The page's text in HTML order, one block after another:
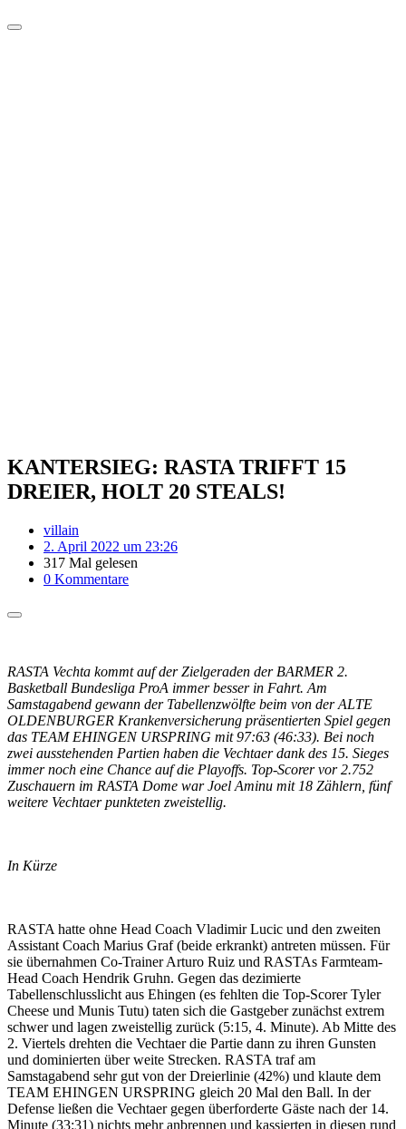
KANTERSIEG: RASTA TRIFFT 15
DREIER, HOLT 20 STEALS!
villain
2. April 2022 um 23:26
317 Mal gelesen
0 Kommentare
RASTA Vechta kommt auf der Zielgeraden der BARMER 2.
Basketball Bundesliga ProA immer besser in Fahrt. Am
Samstagabend gewann der Tabellenzwölfte beim von der ALTE
OLDENBURGER Krankenversicherung präsentierten Spiel gegen
das TEAM EHINGEN URSPRING mit 97:63 (46:33). Bei noch
zwei ausstehenden Partien haben die Vechtaer dank des 15. Sieges
immer noch eine Chance auf die Playoffs. Top-Scorer vor 2.752
Zuschauern im RASTA Dome war Joel Aminu mit 18 Zählern, fünf
weitere Vechtaer punkteten zweistellig.
In Kürze
RASTA hatte ohne Head Coach Vladimir Lucic und den zweiten
Assistant Coach Marius Graf (beide erkrankt) antreten müssen. Für
sie übernahmen Co-Trainer Arturo Ruiz und RASTAs Farmteam-
Head Coach Hendrik Gruhn. Gegen das dezimierte
Tabellenschlusslicht aus Ehingen (es fehlten die Top-Scorer Tyler
Cheese und Munis Tutu) taten sich die Gastgeber zunächst extrem
schwer und lagen zweistellig zurück (5:15, 4. Minute). Ab Mitte des
2. Viertels drehten die Vechtaer die Partie dann zu ihren Gunsten
und dominierten über weite Strecken. RASTA traf am
Samstagabend sehr gut von der Dreierlinie (42%) und klaute dem
TEAM EHINGEN URSPRING gleich 20 Mal den Ball. In der
Defense ließen die Vechtaer gegen überforderte Gäste nach der 14.
Minute (33:31) nichts mehr anbrennen und kassierten in diesen rund